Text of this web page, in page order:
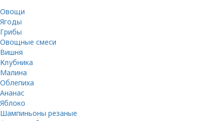
Овощи
Ягоды
Грибы
Овощные смеси
Вишня
Клубника
Малина
Облепиха
Ананас
Яблоко
Шампиньоны резаные